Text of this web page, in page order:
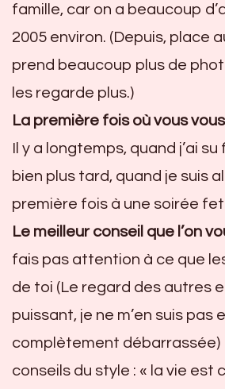
famille, car on a beaucoup
2005 environ. (Depuis, place
prend beaucoup plus de
les regarde plus.)
La première fois où vous
Il y a longtemps, quand j’ai
bien plus tard, quand je suis
première fois à une soirée
Le meilleur conseil que l’on
fais pas attention à ce que
de toi (Le regard des autres
puissant, je ne m’en suis pas
complètement débarrassée)
conseils du style : « la vie est